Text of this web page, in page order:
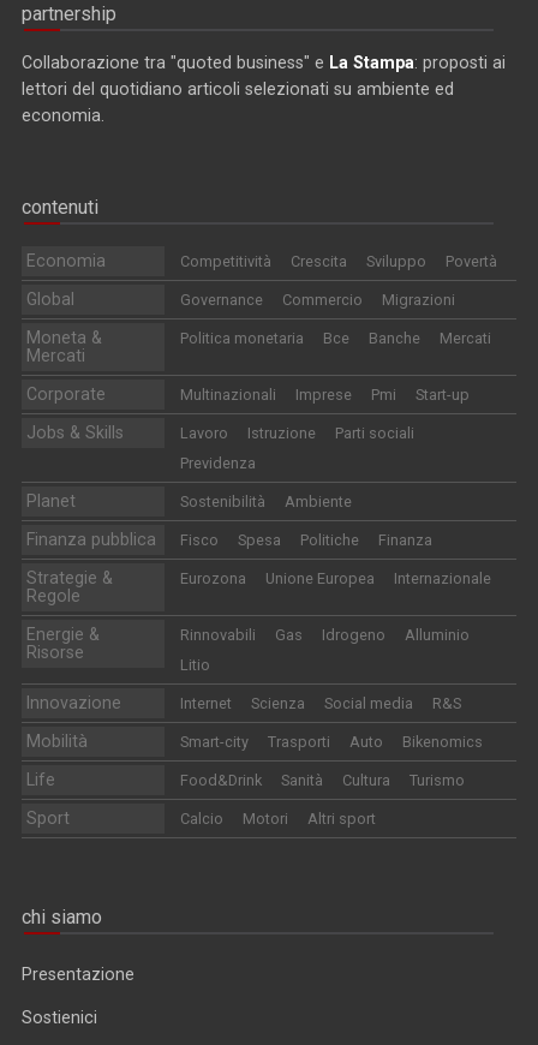
partnership
Collaborazione tra "quoted business" e La Stampa: proposti ai
lettori del quotidiano articoli selezionati su ambiente ed
economia.
contenuti
Economia Competitività Crescita Sviluppo Povertà
Global Governance Commercio Migrazioni
Moneta &
Mercati
Politica monetaria Bce Banche Mercati
Corporate Multinazionali Imprese Pmi Start-up
Jobs & Skills Lavoro Istruzione
Parti sociali
Previdenza
Planet Sostenibilità Ambiente
Finanza pubblica Fisco Spesa Politiche Finanza
Strategie &
Regole
Eurozona Unione Europea Internazionale
Energie &
Risorse
Rinnovabili Gas Idrogeno
Alluminio
Litio
Innovazione Internet Scienza Social media R&S
Mobilità Smart-city Trasporti Auto Bikenomics
Life Food&Drink Sanità Cultura Turismo
Sport Calcio Motori Altri sport
chi siamo
Presentazione
Sostienici